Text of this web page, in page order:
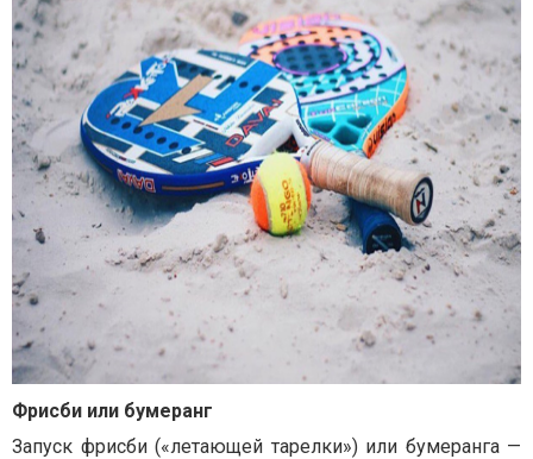
Фрисби или бумеранг
Запуск фрисби («летающей тарелки») или бумеранга —